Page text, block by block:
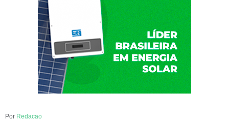
Por Redacao